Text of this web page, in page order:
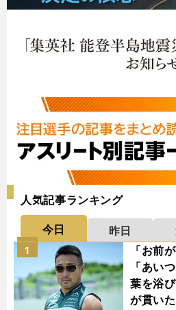
人気記事ランキング
今日 昨日
「お前
「あい
葉を浴
が貫い
1